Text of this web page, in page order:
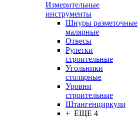
Измерительные
инструменты
Шнуры разметочные
малярные
Отвесы
Рулетки
строительные
Угольники
столярные
Уровни
строительные
Штангенциркули
+ ЕЩЕ 4